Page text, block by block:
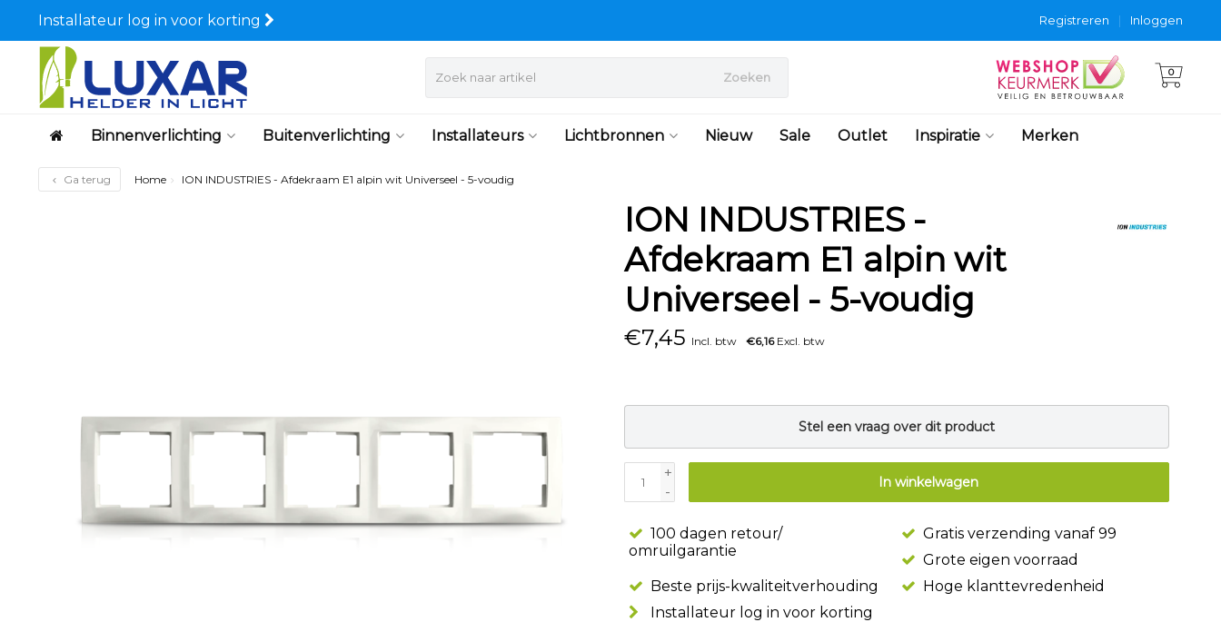
Installateur log in voor korting Inloggen
|
Registreren
Zoeken 0
Binnenverlichting Buitenverlichting Installateurs Lichtbronnen Nieuw Sale Outlet Inspiratie Merken
Ga terug Home ION INDUSTRIES - Afdekraam E1 alpin wit Universeel - 5-voudig
ION INDUSTRIES -
Afdekraam E1 alpin wit
Universeel - 5-voudig
€7,45 Incl. btw €6,16Excl. btw
Stel een vraag over dit product
+
-
In winkelwagen
100 dagen retour/
omruilgarantie
Gratis verzending vanaf 99
Grote eigen voorraad
Beste prijs-kwaliteitverhouding
Hoge klanttevredenheid
Installateur log in voor korting